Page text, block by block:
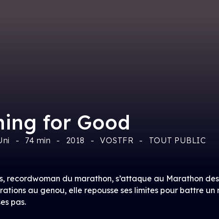
for Good
74 min 2018 VOSTFR TOUT PUBLIC
recordwoman du marathon, s’attaque au Marathon
au genou, elle repousse ses limites pour battre
pas.